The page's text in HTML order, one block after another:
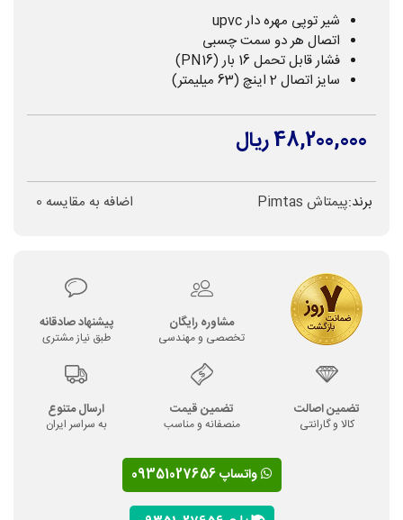
شیر توپی مهره دار upvc
اتصال هر دو سمت چسبی
فشار قابل تحمل 16 بار (PN16)
سایز اتصال 2 اینچ (63 میلیمتر)
48,200,000 ریال
برند:پیمتاش Pimtas اضافه به مقایسه 0
مشاوره رایگان
تخصصی و مهندسی
پیشنهاد صادقانه
طبق نیاز مشتری
تضمین اصالت
کالا و گارانتی
تضمین قیمت
منصفانه و مناسب
ارسال متنوع
به سراسر ایران
واتساپ 09351027656